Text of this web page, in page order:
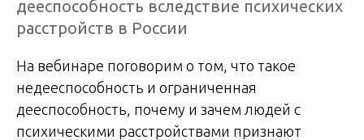
дееспособность вследствие психических
расстройств в России
На вебинаре поговорим о том, что такое
недееспособность и ограниченная
дееспособность, почему и зачем людей с
психическими расстройствами признают